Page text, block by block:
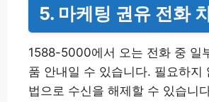
5. 마케팅 권유 전화
1588-5000에서 오는 전화 중 일
품 안내일 수 있습니다. 필요하지
법으로 수신을 해제할 수 있습니